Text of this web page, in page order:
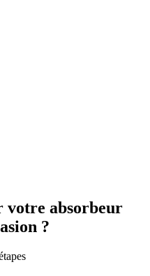
votre absorbeur
?